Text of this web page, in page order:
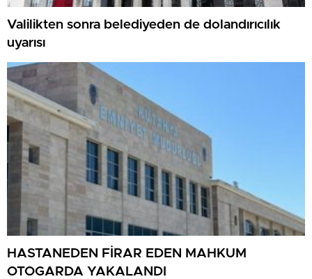
Valilikten sonra belediyeden de dolandırıcılık
uyarısı
HASTANEDEN FİRAR EDEN MAHKUM
OTOGARDA YAKALANDI